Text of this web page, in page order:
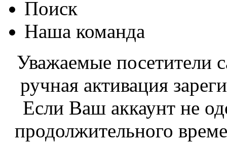
Поиск
Наша команда
Уважаемые посетители
ручная активация
Если Ваш аккаунт не
продолжительного